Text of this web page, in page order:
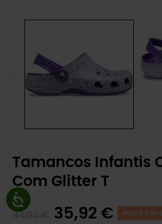
Tamancos Infantis
Com Glitter T
35,92 € POUPE 8,98